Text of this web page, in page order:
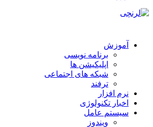
آموزش
برنامه نویسی
اپلیکیشن ها
شبکه های اجتماعی
ترفند
نرم افزار
اخبار تکنولوژی
سیستم عامل
ویندوز